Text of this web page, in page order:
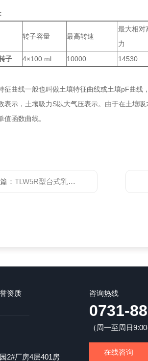
转子容量 最高转速
最大相对
力
子 4×100 ml 10000 14530
征曲线一般也叫做土壤特征曲线或土壤pF曲
表示，土壤吸力S以大气压表示。由于在土壤
值函数曲线。
篇：TLW5R型台式乳脂离心机厂家
资质
2#厂房4层401房
咨询热线
0731-
（周一至周日
在线咨询